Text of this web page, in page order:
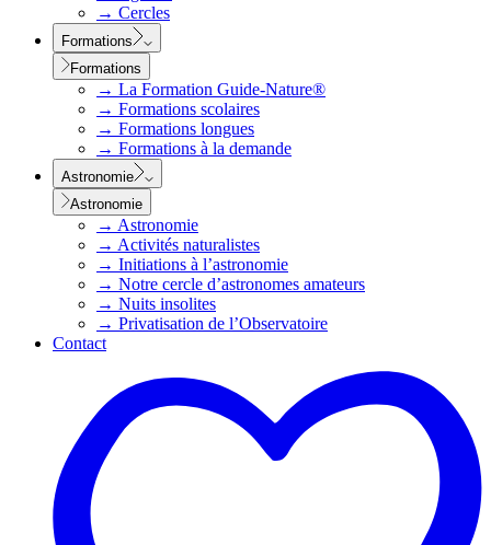
→ Cercles
Formations
Formations
→ La Formation Guide-Nature®
→ Formations scolaires
→ Formations longues
→ Formations à la demande
Astronomie
Astronomie
→ Astronomie
→ Activités naturalistes
→ Initiations à l’astronomie
→ Notre cercle d’astronomes amateurs
→ Nuits insolites
→ Privatisation de l’Observatoire
Contact